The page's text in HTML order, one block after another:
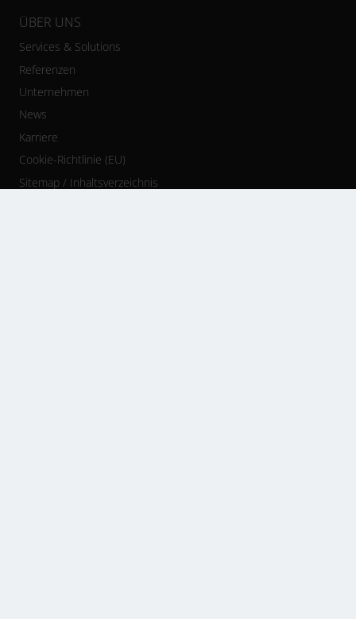
ÜBER UNS
Services & Solutions
Referenzen
Unternehmen
News
Karriere
Cookie-Richtlinie (EU)
Sitemap / Inhaltsverzeichnis